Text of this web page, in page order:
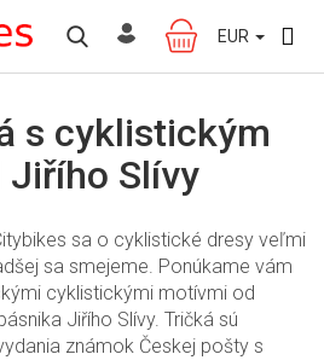
NÁKUPNÝ
KOŠÍK
EUR
s cyklistickým
Slívy
sa o cyklistické dresy veľmi
sa smejeme. Ponúkame vám
cyklistickými motívmi od
Jiřího Slívy. Tričká sú
známok Českej pošty s